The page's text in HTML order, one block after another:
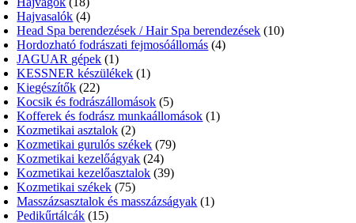
Hajvasalók (4)
Head Spa berendezések / Hair Spa berendezések (10)
Hordozható fodrászati fejmosóállomás (4)
JAGUAR gépek (1)
KESSNER készülékek (1)
Kiegészítők (22)
Kocsik és fodrászállomások (5)
Kofferek és fodrász munkaállomások (1)
Kozmetikai asztalok (2)
Kozmetikai gurulós székek (79)
Kozmetikai kezelőágyak (24)
Kozmetikai kezelőasztalok (39)
Kozmetikai székek (75)
Masszázsasztalok és masszázságyak (1)
Pedikűrtálcák (15)